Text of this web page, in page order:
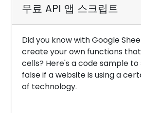
무료 API 앱 스크립트
Did you know with Google
create your own functions
cells? Here's a code sample
false if a website is using a
of technology.